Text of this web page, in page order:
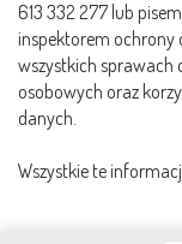
613 332 277 lub
inspektorem
wszystkich sprawach
osobowych oraz
danych.
Wszystkie te